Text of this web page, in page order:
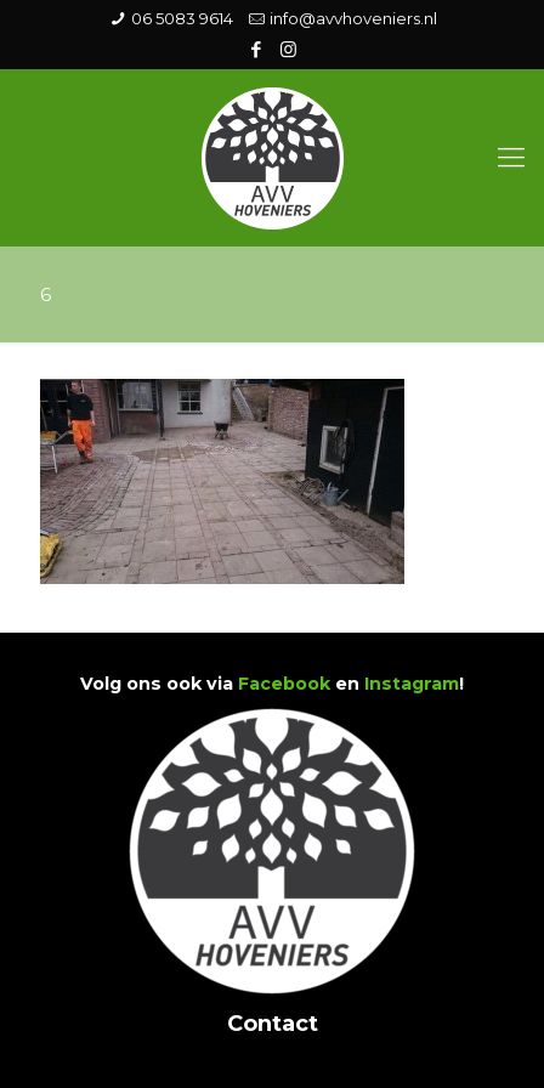
06 5083 9614 info@avvhoveniers.nl
6
Volg ons ook via Facebooken Instagram!
Contact